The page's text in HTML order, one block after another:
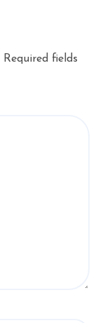
Required fields